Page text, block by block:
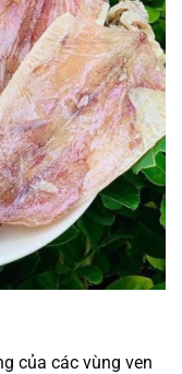
của các vùng ven